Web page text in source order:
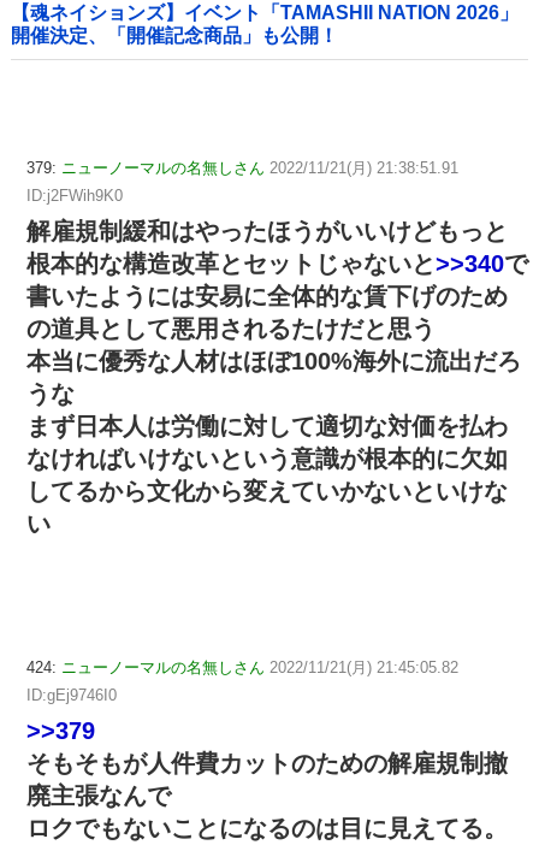
【魂ネイションズ】イベント「TAMASHII NATION 2026」
開催決定、「開催記念商品」も公開！
379: ニューノーマルの名無しさん 2022/11/21(月) 21:38:51.91
ID:j2FWih9K0
解雇規制緩和はやったほうがいいけどもっと
根本的な構造改革とセットじゃないと>>340で
書いたようには安易に全体的な賃下げのため
の道具として悪用されるたけだと思う
本当に優秀な人材はほぼ100%海外に流出だろ
うな
まず日本人は労働に対して適切な対価を払わ
なければいけないという意識が根本的に欠如
してるから文化から変えていかないといけな
い
424: ニューノーマルの名無しさん 2022/11/21(月) 21:45:05.82
ID:gEj9746I0
>>379
そもそもが人件費カットのための解雇規制撤
廃主張なんで
ロクでもないことになるのは目に見えてる。